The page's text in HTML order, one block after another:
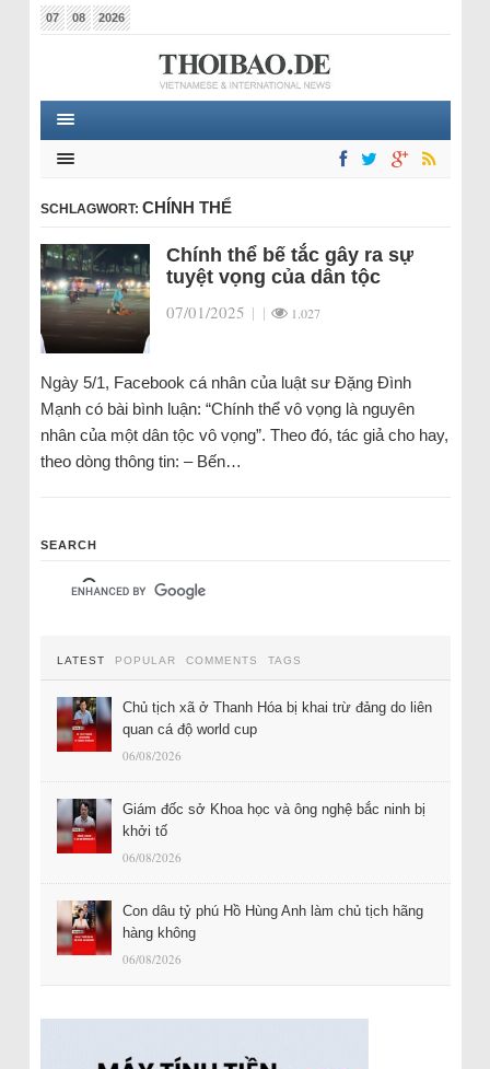
07 08 2026
SCHLAGWORT: CHÍNH THỂ
Chính thể bế tắc gây ra sự
tuyệt vọng của dân tộc
07/01/2025 | | 1.027
Ngày 5/1, Facebook cá nhân của luật sư Đặng Đình
Mạnh có bài bình luận: “Chính thể vô vọng là nguyên
nhân của một dân tộc vô vọng”. Theo đó, tác giả cho hay,
theo dòng thông tin: – Bến…
SEARCH
LATEST POPULAR COMMENTS TAGS
Chủ tịch xã ở Thanh Hóa bị khai trừ đảng do liên
quan cá độ world cup
06/08/2026
Giám đốc sở Khoa học và ông nghệ bắc ninh bị
khởi tố
06/08/2026
Con dâu tỷ phú Hồ Hùng Anh làm chủ tịch hãng
hàng không
06/08/2026